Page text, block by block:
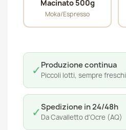
Macinato 500g
Moka/Espresso
✓ Produzione continua
Piccoli lotti, sempre freschi
✓Spedizione in 24/48h
Da Cavalletto d'Ocre (AQ)